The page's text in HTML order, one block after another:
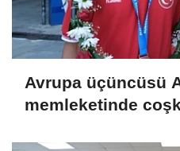
Avrupa üçüncüsü
memleketinde